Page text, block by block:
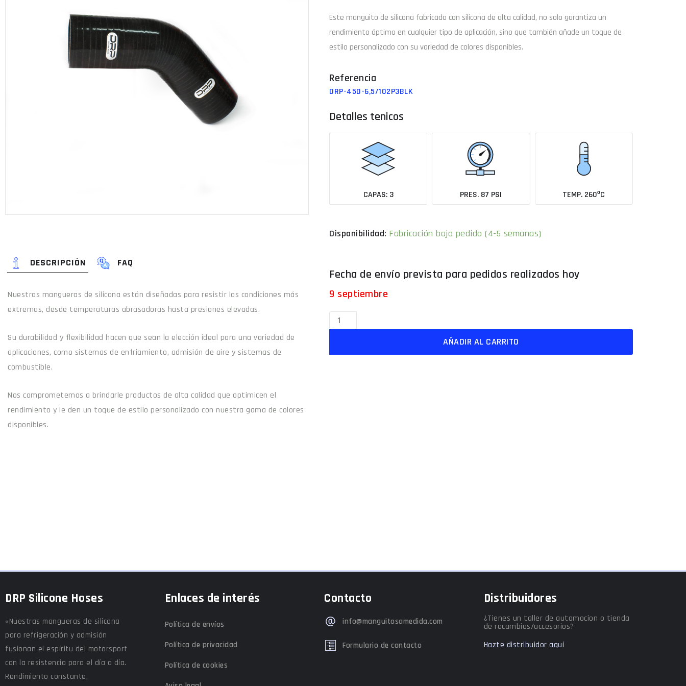
Email
Manguera de vacío
DESCRIPCIÓN FAQ
Nuestras mangueras de silicona están diseñadas para resistir las condiciones más
extremas, desde temperaturas abrasadoras hasta presiones elevadas.
Su durabilidad y flexibilidad hacen que sean la elección ideal para una variedad de
aplicaciones, como sistemas de enfriamiento, admisión de aire y sistemas de
combustible.
Nos comprometemos a brindarle productos de alta calidad que optimicen el
rendimiento y le den un toque de estilo personalizado con nuestra gama de colores
disponibles.
Este manguito de silicona fabricado con silicona de alta calidad, no solo garantiza un
rendimiento óptimo en cualquier tipo de aplicación, sino que también añade un toque de
estilo personalizado con su variedad de colores disponibles.
DRP-45D-6,5/102P3BLK
Detalles tenicos
CAPAS: 3 PRES. 87 PSI TEMP. 260ºC
Fabricación bajo pedido (4-5 semanas)
9 septiembre
AÑADIR AL CARRITO
DRP Silicone Hoses
«Nuestras mangueras de silicona
para refrigeración y admisión
fusionan el espíritu del motorsport
con la resistencia para el día a día.
Rendimiento constante,
Enlaces de interés
Política de envíos
Política de privacidad
Política de cookies
Contacto
info@manguitosamedida.com
Formulario de contacto
Distribuidores
¿Tienes un taller de automocion o tienda
de recambios/accesorios?
Hazte distribuidor aquí